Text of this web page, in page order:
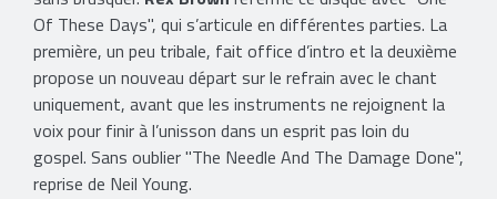
Of These Days", qui s’articule en différentes parties. La
première, un peu tribale, fait office d’intro et la deuxième
propose un nouveau départ sur le refrain avec le chant
uniquement, avant que les instruments ne rejoignent la
voix pour finir à l’unisson dans un esprit pas loin du
gospel. Sans oublier "The Needle And The Damage Done",
reprise de Neil Young.